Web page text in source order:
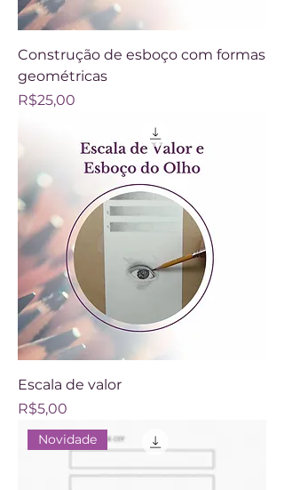
Construção de esboço com formas
geométricas
Price
R$25,00
Escala de valor
Price
R$5,00
Novidade